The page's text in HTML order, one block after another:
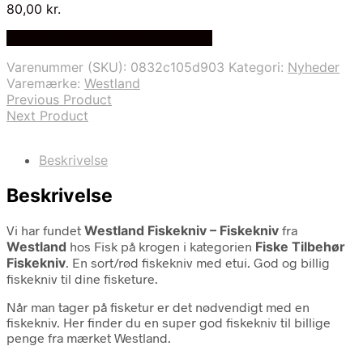
80,00 kr.
Varenummer (SKU): 0832c105d903 Kategori: Nyheder
Varemærke: Westland
Previous Product
Next Product
Beskrivelse
Beskrivelse
Vi har fundet Westland Fiskekniv – Fiskekniv fra
Westland hos Fisk på krogen i kategorien Fiske Tilbehør
Fiskekniv. En sort/rød fiskekniv med etui. God og billig
fiskekniv til dine fisketure.
Når man tager på fisketur er det nødvendigt med en
fiskekniv. Her finder du en super god fiskekniv til billige
penge fra mærket Westland.